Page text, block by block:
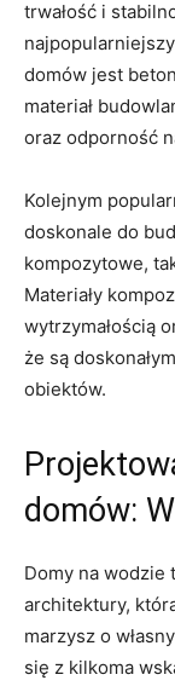
trwałość i
domów jest
materiał
oraz odporność
Kolejnym
doskonale do
kompozytowe,
Materiały
wytrzymałością
że są
‌obiektów.
domów:
Domy na wodzie
architektury,
marzysz o
się z ⁤kilkoma‍